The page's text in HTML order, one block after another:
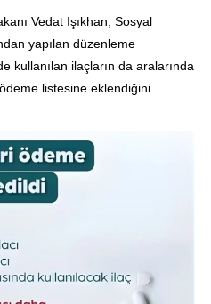
Vedat Işıkhan, Sosyal
yapılan düzenleme
kullanılan ilaçların da aralarında
listesine eklendiğini